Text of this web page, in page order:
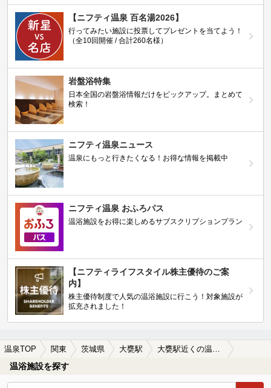
【ニフティ温泉 百名湯2026】
行ってみたい施設に投票してプレゼントを当てよう！
（全10回開催 / 合計260名様）
岩盤浴特集
日本全国の岩盤浴情報だけをピックアップ。まとめて
検索！
ニフティ温泉ニュース
温泉にもっと行きたくなる！お得な情報を掲載中
ニフティ温泉 おふろパス
温浴施設をお得に楽しめるサブスクリプションプラン
【ニフティライフスタイル株主優待のご案
内】
株主優待制度で人気の温浴施設に行こう！対象施設が
拡充されました！
温泉TOP 関東 茨城県 大甕駅 大甕駅近くの温泉宿・温泉旅館・ホテルおすすめ(2026年版)
温浴施設を探す